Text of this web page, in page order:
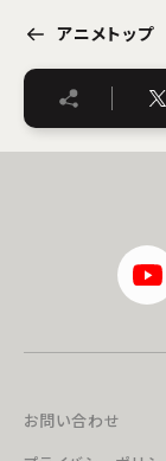
アニメトップ
お問い合わせ